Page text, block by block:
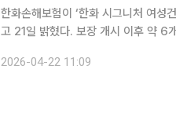
한화손해보험이 ‘한화 시그니처 여성
고 21일 밝혔다. 보장 개시 이후 약 6개월
최초로 탑재됐다. 이후 1년 보장 유예
2026-04-22 11:09